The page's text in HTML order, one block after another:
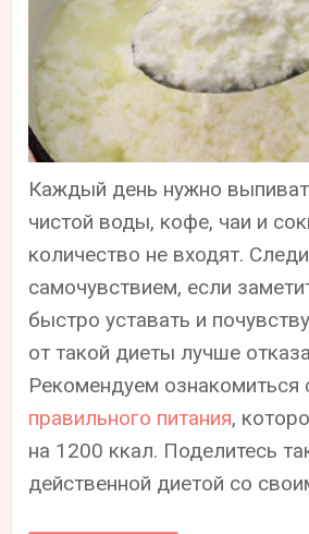
Каждый день нужно
чистой воды, кофе, чаи и
количество не входят.
самочувствием, если
быстро уставать и
от такой диеты лучше
Рекомендуем ознакомиться
правильного питания,
на 1200 ккал. Поделитесь
действенной диетой со